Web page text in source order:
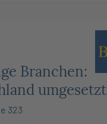
Branchen:
umgesetzt
323